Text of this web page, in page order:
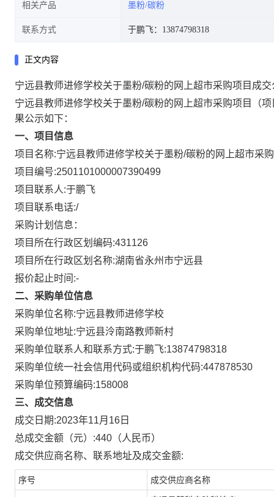
相关产品 墨粉/碳粉
联系方式 于鹏飞：13874798318
正文内容
宁远县教师进修学校关于墨粉/碳粉的网上超市采购项目成交
宁远县教师进修学校关于墨粉/碳粉的网上超市采购项目
（
果公示如下：
一、项目信息
项目名称:宁远县教师进修学校关于墨粉/碳粉的网上超市采
项目编号:2501101000007390499
项目联系人:于鹏飞
项目联系电话:/
采购计划信息：
项目所在行政区划编码:431126
项目所在行政区划名称:湖南省永州市宁远县
报价起止时间:-
二、采购单位信息
采购单位名称:宁远县教师进修学校
采购单位地址:宁远县泠南路教师新村
采购单位联系人和联系方式:于鹏飞:13874798318
采购单位统一社会信用代码或组织机构代码:447878530
采购单位预算编码:158008
三、成交信息
成交日期:2023年11月16日
总成交金额（元）:440 （人民币）
成交供应商名称、联系地址及成交金额:
序号 成交供应商名称